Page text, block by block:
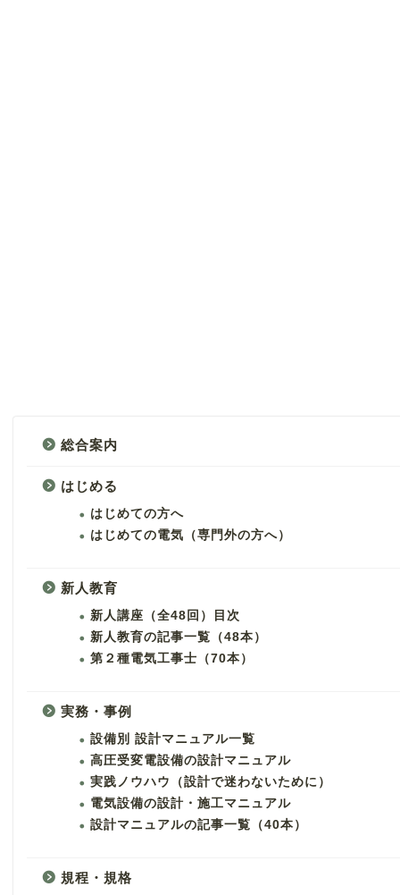
総合案内
はじめる
はじめての方へ
はじめての電気（専門外の方へ）
新人教育
新人講座（全48回）目次
新人教育の記事一覧（48本）
第２種電気工事士（70本）
実務・事例
設備別 設計マニュアル一覧
高圧受変電設備の設計マニュアル
実践ノウハウ（設計で迷わないために）
電気設備の設計・施工マニュアル
設計マニュアルの記事一覧（40本）
規程・規格